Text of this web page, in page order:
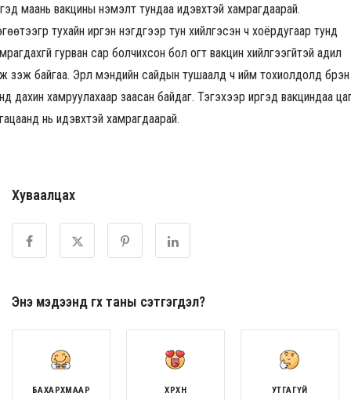
маань вакцины нэмэлт тундаа идэвхтэй хамрагдаарай.
тухайн иргэн нэгдүгээр тун хийлгэсэн ч хоёрдугаар тунд
гурван сар болчихсон бол огт вакцин хийлгээгүйтэй адил
үзэж байгаа. Эрүүл мэндийн сайдын тушаалд ч ийм тохиолдолд бүрэн
дахин хамруулахаар заасан байдаг. Тэгэхээр иргэд вакциндаа
нь идэвхтэй хамрагдаарай.
Хуваалцах
Энэ мэдээнд өгөх таны сэтгэгдэл?
БАХАРХМААР ХӨӨРХӨН УТГАГҮЙ